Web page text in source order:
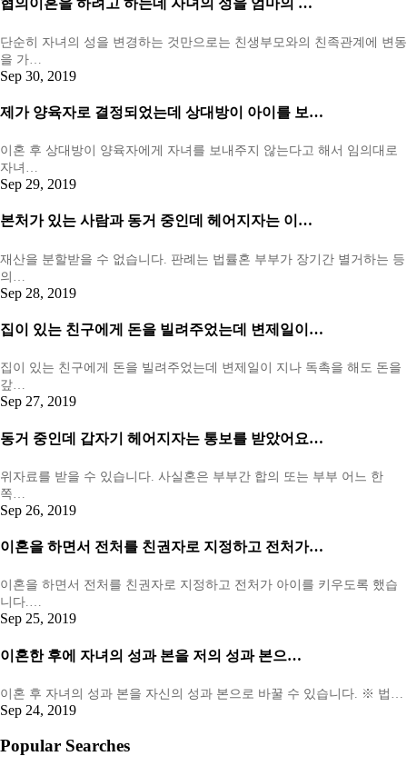
협의이혼을 하려고 하는데 자녀의 성을 엄마의 …
단순히 자녀의 성을 변경하는 것만으로는 친생부모와의 친족관계에 변동
을 가…
Sep 30, 2019
제가 양육자로 결정되었는데 상대방이 아이를 보…
이혼 후 상대방이 양육자에게 자녀를 보내주지 않는다고 해서 임의대로
자녀…
Sep 29, 2019
본처가 있는 사람과 동거 중인데 헤어지자는 이…
재산을 분할받을 수 없습니다. 판례는 법률혼 부부가 장기간 별거하는 등
의…
Sep 28, 2019
집이 있는 친구에게 돈을 빌려주었는데 변제일이…
집이 있는 친구에게 돈을 빌려주었는데 변제일이 지나 독촉을 해도 돈을
갚…
Sep 27, 2019
동거 중인데 갑자기 헤어지자는 통보를 받았어요…
위자료를 받을 수 있습니다. 사실혼은 부부간 합의 또는 부부 어느 한
쪽…
Sep 26, 2019
이혼을 하면서 전처를 친권자로 지정하고 전처가…
이혼을 하면서 전처를 친권자로 지정하고 전처가 아이를 키우도록 했습
니다.…
Sep 25, 2019
이혼한 후에 자녀의 성과 본을 저의 성과 본으…
이혼 후 자녀의 성과 본을 자신의 성과 본으로 바꿀 수 있습니다. ※ 법…
Sep 24, 2019
Popular Searches